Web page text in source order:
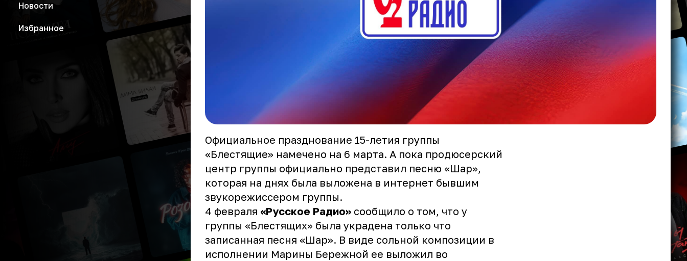
Новости
Избранное
Официальное празднование 15-летия группы
«Блестящие» намечено на 6 марта. А пока продюсерский
центр группы официально представил песню «Шар»,
которая на днях была выложена в интернет бывшим
звукорежиссером группы.
4 февраля «Русское Радио» сообщило о том, что у
группы «Блестящих» была украдена только что
записанная песня «Шар». В виде сольной композиции в
исполнении Марины Бережной ее выложил во